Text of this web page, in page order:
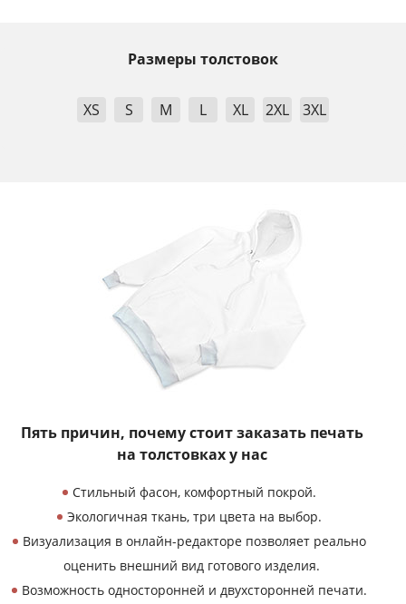
Размеры толстовок
XS S M L XL 2XL 3XL
Пять причин, почемустоит заказать печать
на толстовках у нас
Стильный фасон, комфортный покрой.
Экологичная ткань, три цвета на выбор.
Визуализация в онлайн-редакторе позволяет реально
оценить внешний вид готового изделия.
Возможность односторонней и двухсторонней печати.